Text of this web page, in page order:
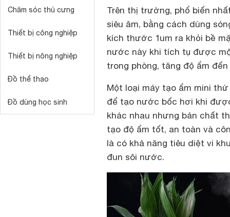
Chăm sóc thú cưng
Thiết bị công nghiệp
Thiết bị nông nghiệp
Đồ thể thao
Đồ dùng học sinh
Trên thị trường, phổ biến
siêu âm, bằng cách dùng
kích thước 1um ra khỏi bề
nước này khi tích tụ được
trong phòng, tăng độ ẩm
Một loại máy tạo ẩm mini
để tạo nước bốc hơi khi
khác nhau nhưng bản chất
tạo độ ẩm tốt, an toàn và
là có khả năng tiêu diệt vi
đun sôi nước.